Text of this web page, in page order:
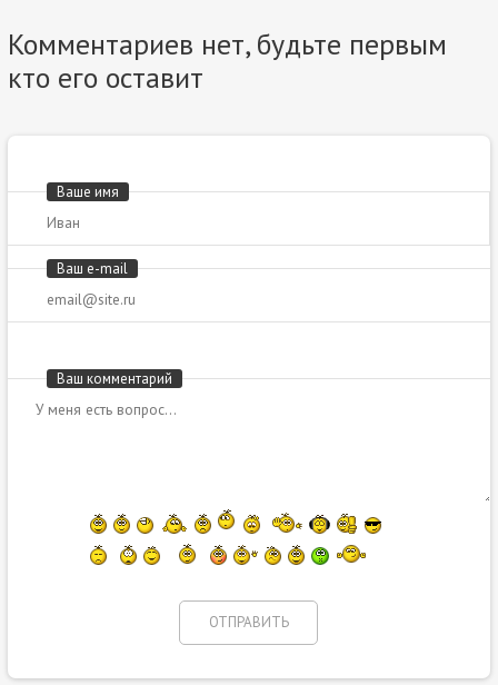
Комментариев нет, будьте первым
кто его оставит
Ваше имя
Ваш e-mail
Ваш комментарий